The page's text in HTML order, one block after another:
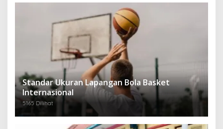
Standar Ukuran Lapangan Bola Basket
Internasional
5165 Dilihat